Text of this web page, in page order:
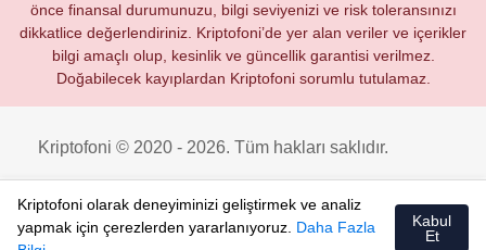
önce finansal durumunuzu, bilgi seviyenizi ve risk toleransınızı
dikkatlice değerlendiriniz. Kriptofoni’de yer alan veriler ve içerikler
bilgi amaçlı olup, kesinlik ve güncellik garantisi verilmez.
Doğabilecek kayıplardan Kriptofoni sorumlu tutulamaz.
Kriptofoni © 2020 - 2026. Tüm hakları saklıdır.
Kriptofoni olarak deneyiminizi geliştirmek ve analiz
yapmak için çerezlerden yararlanıyoruz. Daha Fazla
Kabul
Et